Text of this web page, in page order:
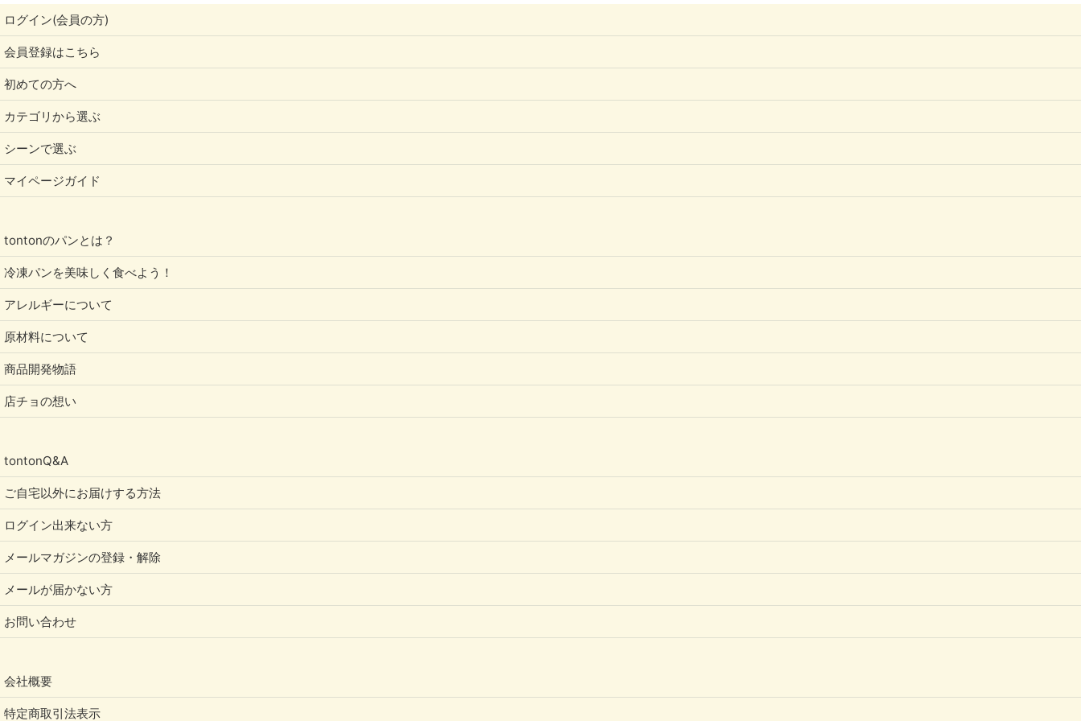
ログイン(会員の方)
会員登録はこちら
初めての方へ
カテゴリから選ぶ
シーンで選ぶ
マイページガイド
tontonのパンとは？
冷凍パンを美味しく食べよう！
アレルギーについて
原材料について
商品開発物語
店チョの想い
tontonQ&A
ご自宅以外にお届けする方法
ログイン出来ない方
メールマガジンの登録・解除
メールが届かない方
お問い合わせ
会社概要
特定商取引法表示